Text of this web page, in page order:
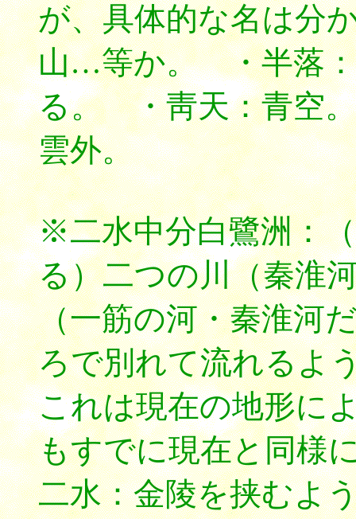
が、具体的な名は分
山…等か。 ・半落：
る。 ・靑天：青空
雲外。
※二水中分白鷺洲：
る）二つの川（秦淮
（一筋の河・秦淮河
ろで別れて流れるよ
これは現在の地形に
もすでに現在と同様
二水：金陵を挟むよ